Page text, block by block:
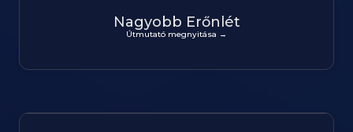
Nagyobb Erőnlét
Útmutató megnyitása →